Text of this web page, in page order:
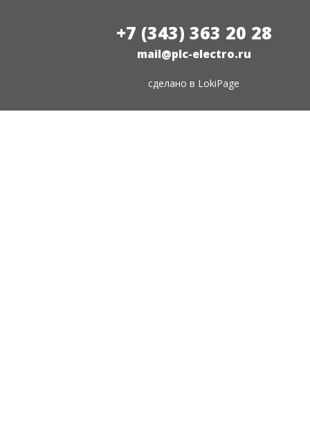
+7 (343) 363 20 28
mail@plc-electro.ru
сделано в LokiPage